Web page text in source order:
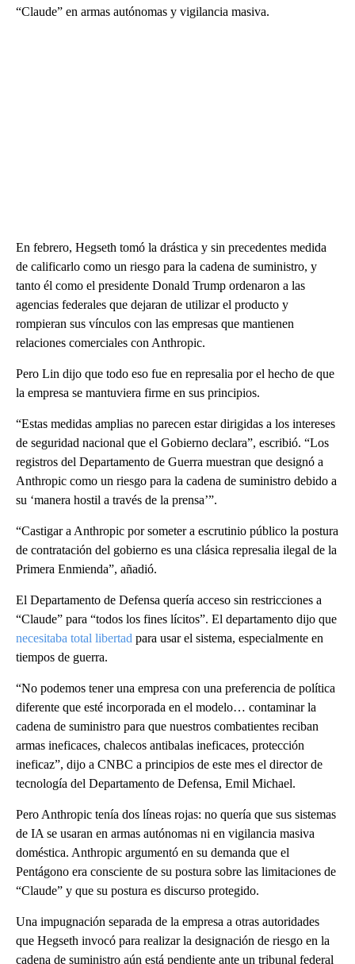
“Claude” en armas autónomas y vigilancia masiva.
En febrero, Hegseth tomó la drástica y sin precedentes medida
de calificarlo como un riesgo para la cadena de suministro, y
tanto él como el presidente Donald Trump ordenaron a las
agencias federales que dejaran de utilizar el producto y
rompieran sus vínculos con las empresas que mantienen
relaciones comerciales con Anthropic.
Pero Lin dijo que todo eso fue en represalia por el hecho de que
la empresa se mantuviera firme en sus principios.
“Estas medidas amplias no parecen estar dirigidas a los intereses
de seguridad nacional que el Gobierno declara”, escribió. “Los
registros del Departamento de Guerra muestran que designó a
Anthropic como un riesgo para la cadena de suministro debido a
su ‘manera hostil a través de la prensa’”.
“Castigar a Anthropic por someter a escrutinio público la postura
de contratación del gobierno es una clásica represalia ilegal de la
Primera Enmienda”, añadió.
El Departamento de Defensa quería acceso sin restricciones a
“Claude” para “todos los fines lícitos”. El departamento dijo que
necesitaba total libertad para usar el sistema, especialmente en
tiempos de guerra.
“No podemos tener una empresa con una preferencia de política
diferente que esté incorporada en el modelo… contaminar la
cadena de suministro para que nuestros combatientes reciban
armas ineficaces, chalecos antibalas ineficaces, protección
ineficaz”, dijo a CNBC a principios de este mes el director de
tecnología del Departamento de Defensa, Emil Michael.
Pero Anthropic tenía dos líneas rojas: no quería que sus sistemas
de IA se usaran en armas autónomas ni en vigilancia masiva
doméstica. Anthropic argumentó en su demanda que el
Pentágono era consciente de su postura sobre las limitaciones de
“Claude” y que su postura es discurso protegido.
Una impugnación separada de la empresa a otras autoridades
que Hegseth invocó para realizar la designación de riesgo en la
cadena de suministro aún está pendiente ante un tribunal federal